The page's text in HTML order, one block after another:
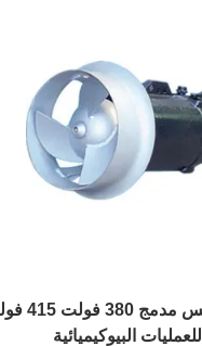
خلاط غاطس مدمج
للعمليات البيوكيميائية